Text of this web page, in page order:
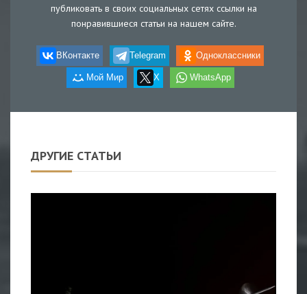
публиковать в своих социальных сетях ссылки на
понравившиеся статьи на нашем сайте.
ВКонтакте Telegram Одноклассники
Мой Мир X WhatsApp
ДРУГИЕ СТАТЬИ